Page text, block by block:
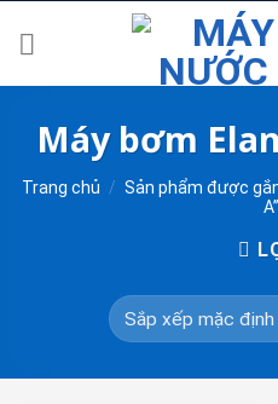
Máy bơm
Trang chủ / Sản phẩm được
A”